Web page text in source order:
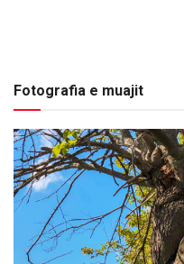
Fotografia e muajit